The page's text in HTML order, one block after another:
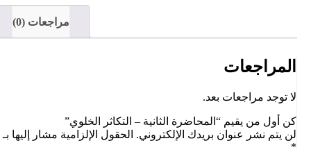
مراجعات (0)
المراجعات
لا توجد مراجعات بعد.
كن أول من يقيم “المحاضرة الثانية – التكاثر الخلوي”
لن يتم نشر عنوان بريدك الإلكتروني. الحقول الإلزامية مشار إليها بـ